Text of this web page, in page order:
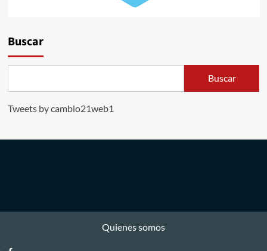
Buscar
Buscar
Tweets by cambio21web1
Quienes somos